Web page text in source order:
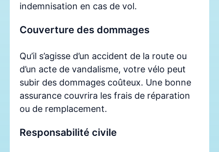
indemnisation en cas de vol.
Couverture des dommages
Qu’il s’agisse d’un accident de la route ou
d’un acte de vandalisme, votre vélo peut
subir des dommages coûteux. Une bonne
assurance couvrira les frais de réparation
ou de remplacement.
Responsabilité civile